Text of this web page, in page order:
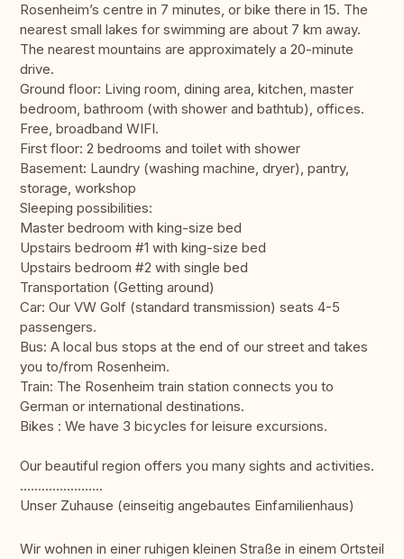
Rosenheim’s centre in 7 minutes, or bike there in 15. The
nearest small lakes for swimming are about 7 km away.
The nearest mountains are approximately a 20-minute
drive.
Ground floor: Living room, dining area, kitchen, master
bedroom, bathroom (with shower and bathtub), offices.
Free, broadband WIFI.
First floor: 2 bedrooms and toilet with shower
Basement: Laundry (washing machine, dryer), pantry,
storage, workshop
Sleeping possibilities:
Master bedroom with king-size bed
Upstairs bedroom #1 with king-size bed
Upstairs bedroom #2 with single bed
Transportation (Getting around)
Car: Our VW Golf (standard transmission) seats 4-5
passengers.
Bus: A local bus stops at the end of our street and takes
you to/from Rosenheim.
Train: The Rosenheim train station connects you to
German or international destinations.
Bikes : We have 3 bicycles for leisure excursions.
Our beautiful region offers you many sights and activities.
.......................
Unser Zuhause (einseitig angebautes Einfamilienhaus)
Wir wohnen in einer ruhigen kleinen Straße in einem Ortsteil